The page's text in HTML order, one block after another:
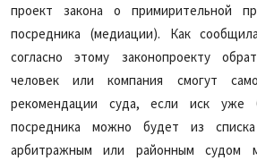
проект закона о примирительной
посредника (медиации). Как
согласно этому законопроекту
человек или компания смогут
рекомендации суда, если иск уже
посредника можно будет из списка
арбитражным или районным судом